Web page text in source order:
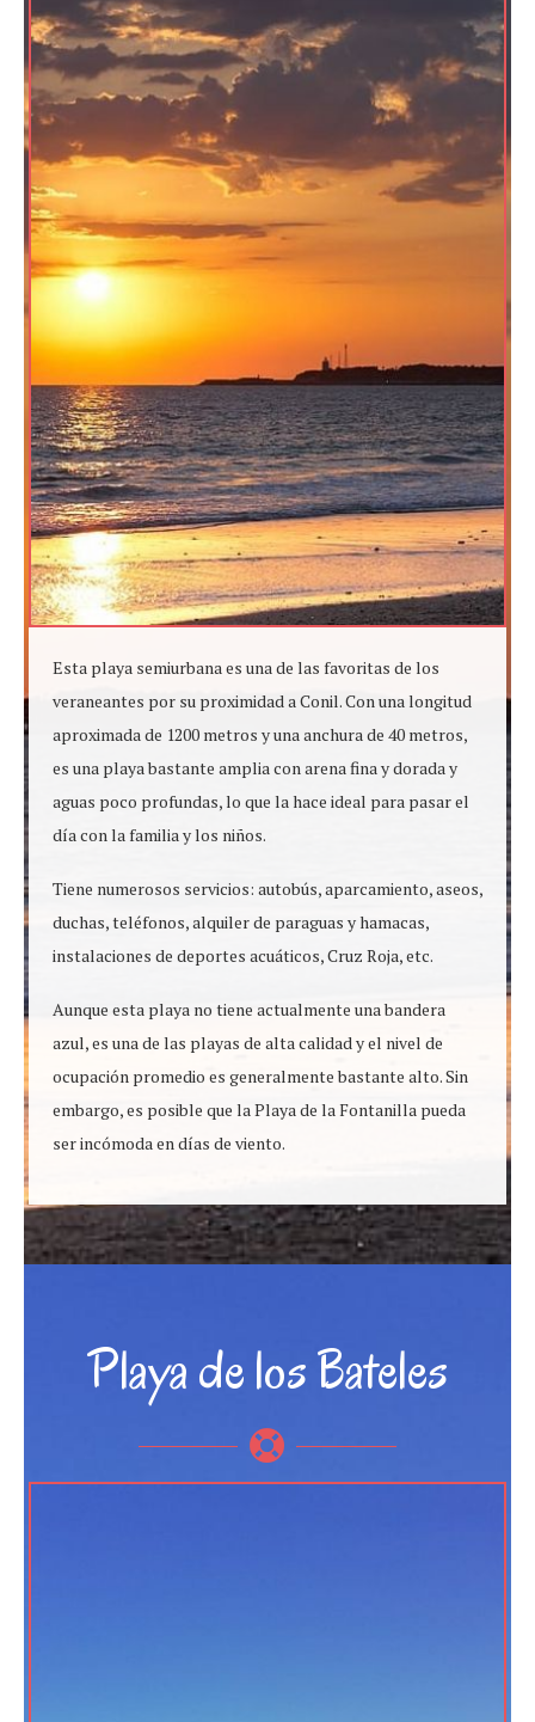
Esta playa semiurbana es una de las favoritas de los
veraneantes por su proximidad a Conil. Con una longitud
aproximada de 1200 metros y una anchura de 40 metros,
es una playa bastante amplia con arena fina y dorada y
aguas poco profundas, lo que la hace ideal para pasar el
día con la familia y los niños.
Tiene numerosos servicios: autobús, aparcamiento, aseos,
duchas, teléfonos, alquiler de paraguas y hamacas,
instalaciones de deportes acuáticos, Cruz Roja, etc.
Aunque esta playa no tiene actualmente una bandera
azul, es una de las playas de alta calidad y el nivel de
ocupación promedio es generalmente bastante alto. Sin
embargo, es posible que la Playa de la Fontanilla pueda
ser incómoda en días de viento.
Playa de los Bateles